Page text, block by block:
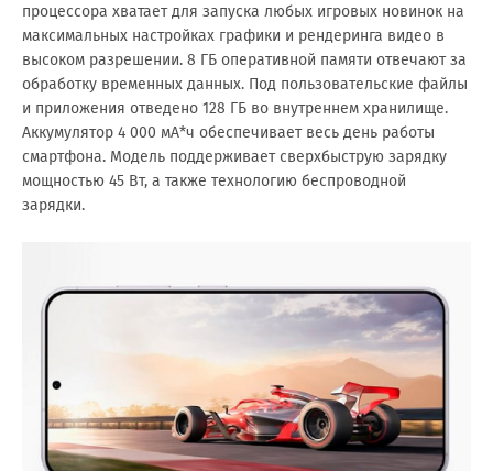
процессора хватает для запуска любых игровых новинок на
максимальных настройках графики и рендеринга видео в
высоком разрешении. 8 ГБ оперативной памяти отвечают за
обработку временных данных. Под пользовательские файлы
и приложения отведено 128 ГБ во внутреннем хранилище.
Аккумулятор 4 000 мА*ч обеспечивает весь день работы
смартфона. Модель поддерживает сверхбыструю зарядку
мощностью 45 Вт, а также технологию беспроводной
зарядки.